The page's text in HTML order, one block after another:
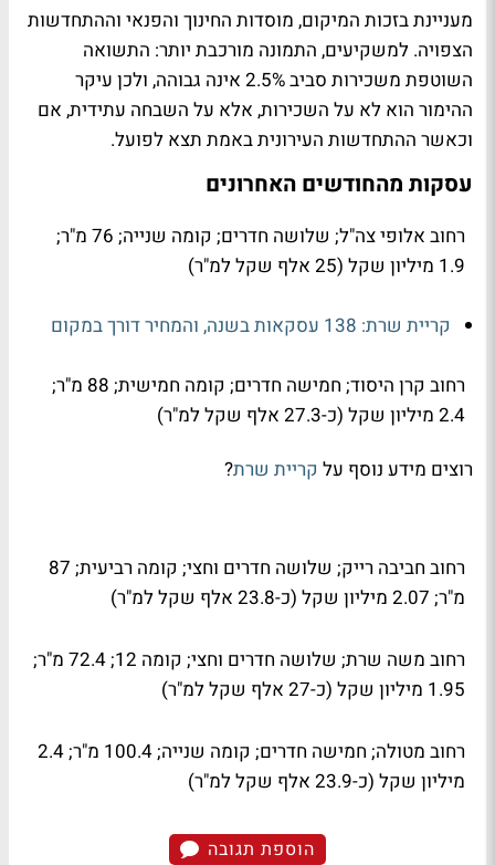
מעניינת בזכות המיקום, מוסדות החינוך והפנאי וההתחדשות
הצפויה. למשקיעים, התמונה מורכבת יותר: התשואה
השוטפת משכירות סביב 2.5% אינה גבוהה, ולכן עיקר
ההימור הוא לא על השכירות, אלא על השבחה עתידית, אם
וכאשר ההתחדשות העירונית באמת תצא לפועל.
עסקות מהחודשים האחרונים
רחוב אלופי צה"ל; שלושה חדרים; קומה שנייה; 76 מ"ר;
1.9 מיליון שקל (25 אלף שקל למ"ר)
קריית שרת: 138 עסקאות בשנה, והמחיר דורך במקום
רחוב קרן היסוד; חמישה חדרים; קומה חמישית; 88 מ"ר;
2.4 מיליון שקל (כ-27.3 אלף שקל למ"ר)
רוצים מידע נוסף על קריית שרת?
רחוב חביבה רייק; שלושה חדרים וחצי; קומה רביעית; 87
מ"ר; 2.07 מיליון שקל (כ-23.8 אלף שקל למ"ר)
רחוב משה שרת; שלושה חדרים וחצי; קומה 12; 72.4 מ"ר;
1.95 מיליון שקל (כ-27 אלף שקל למ"ר)
רחוב מטולה; חמישה חדרים; קומה שנייה; 100.4 מ"ר; 2.4
מיליון שקל (כ-23.9 אלף שקל למ"ר)
הוספת תגובה